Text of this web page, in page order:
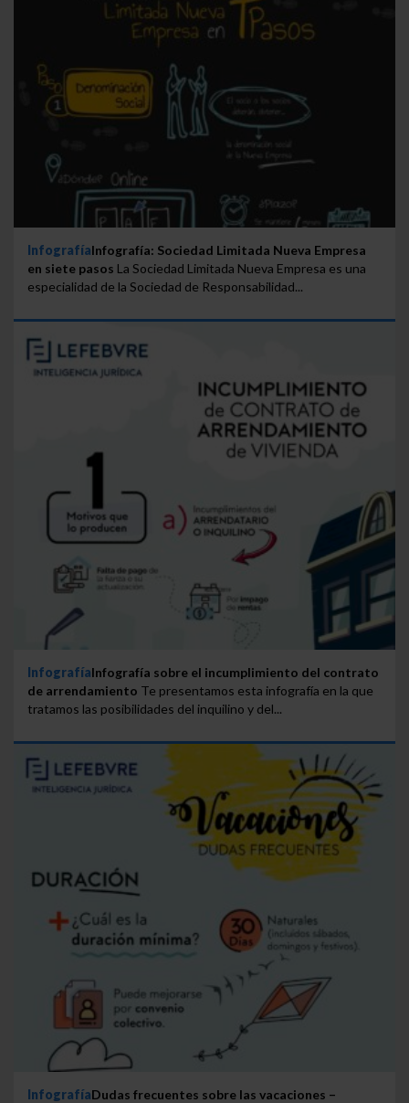
InfografíaInfografía: Sociedad Limitada Nueva Empresa
en siete pasos La Sociedad Limitada Nueva Empresa es una
especialidad de la Sociedad de Responsabilidad...
InfografíaInfografía sobre el incumplimiento del contrato
de arrendamiento Te presentamos esta infografía en la que
tratamos las posibilidades del inquilino y del...
InfografíaDudas frecuentes sobre las vacaciones –